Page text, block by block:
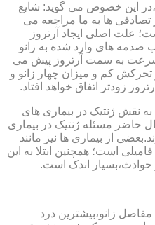
این خصوص می گوید: شایع
تصادفی ها به ما مراجعه می
علت اصلی ایجاد آرتروز
صدمه های وارد شده به زانو
سرعت به سمت آرتروز پیش می
کم و میزان چهار زانو و
زودتر اتفاق خواهد افتاد.
نقش ژنتیک در بیماری های
حاضر مسئله ژنتیک در بیماری
از بیماری ها نیز مانند
است؛ همچنین ابتلا به این
حوادث،بسیار اندک است.
زانو،بیشترین درد